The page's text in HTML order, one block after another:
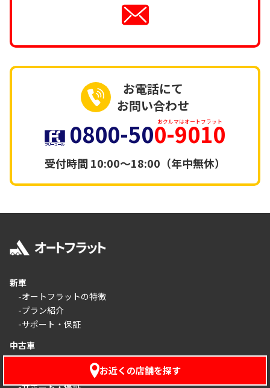
お電話にて
お問い合わせ
0800-500-9010
おクルマはオートフラット
受付時間10:00～18:00（年中無休）
新車
-オートフラットの特徴
-プラン紹介
-サポート・保証
中古車
-オートフラットの特徴
お近くの店舗を探す